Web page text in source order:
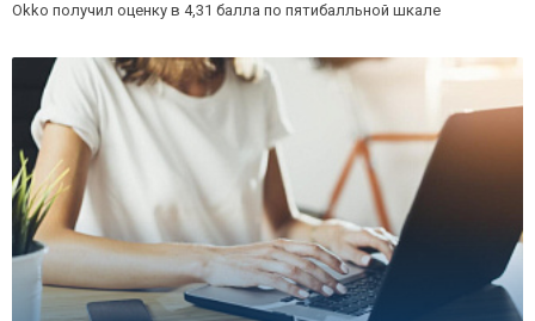
Okko получил оценку в 4,31 балла по пятибалльной шкале